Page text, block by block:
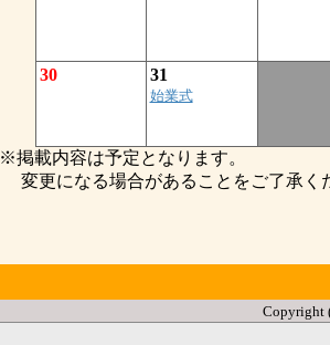
30 31
始業式
※掲載内容は予定となります。
変更になる場合があることをご了承く
Copyright